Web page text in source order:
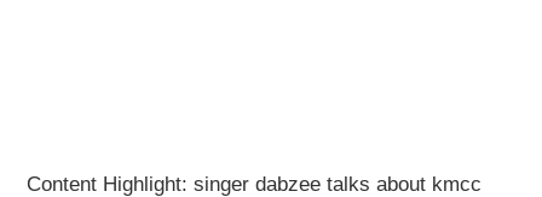
Content Highlight: singer dabzee talks about kmcc